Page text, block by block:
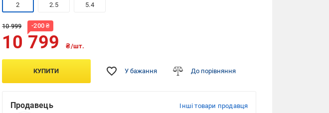
2 2.5 5.4
10 999 -200 ₴
10 799 ₴/шт.
КУПИТИ У бажання До порівняння
Продавець Інші товари продавця